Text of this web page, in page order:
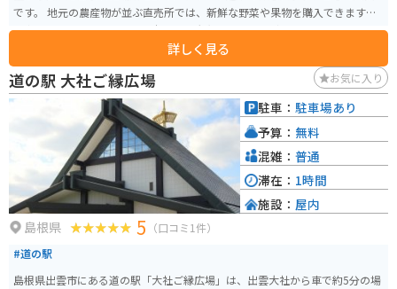
です。 地元の農産物が並ぶ直売所では、新鮮な野菜や果物を購入できます。
雲南市の特産品である「仁多米」や「大和しじみ」なども販売されているの
で、お土産にもおすすめです。食堂では、地元食材を使った料理を味わえま
す。 バイクで訪れる場合、道の駅には広い駐車場が完備されているので安心
です。周辺には、ワインディングロードが続くため、ツーリングの拠点とし
ても最適です。道の駅から少し足を延ばせば、雄大な自然を感じられるスポ
ットがたくさんあります。例えば、断崖絶壁が続く「鬼の舌震」や、渓谷美
が楽しめる「八ヶ岳」などがあります。これらの観光スポットを巡るのもお
すすめです。
詳しく見る
道の駅 大社ご縁広場 お気に入り
島根県 5 （口コミ1件）
#道の駅
島根県出雲市にある道の駅「大社ご縁広場」は、出雲大社から車で約5分の場
駐車： 駐車場あり
予算： 無料
混雑： 普通
滞在： 1時間
施設： 屋内